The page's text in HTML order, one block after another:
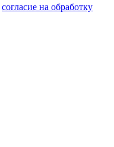
согласие на обработку